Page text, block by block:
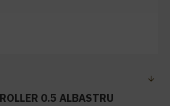
0.5 ALBASTRU